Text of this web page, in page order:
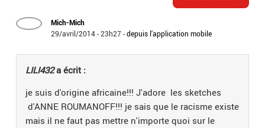
Mich-Mich
29/avril/2014 - 23h27-depuis l'application mobile
LILI432a écrit :
je suis d'origine africaine!!! J'adore les sketches
d'ANNE ROUMANOFF!!! je sais que le racisme existe
mais il ne faut pas mettre n'importe quoi sur le